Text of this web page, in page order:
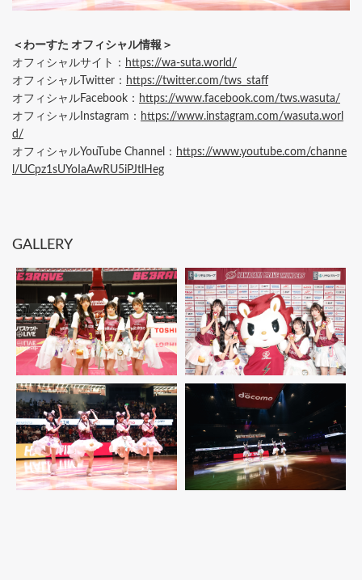
＜わーすた オフィシャル情報＞
オフィシャルサイト： https://wa-suta.world/
オフィシャルTwitter： https://twitter.com/tws_staff
オフィシャルFacebook： https://www.facebook.com/tws.wasuta/
オフィシャルInstagram： https://www.instagram.com/wasuta.worl
d/
オフィシャルYouTube Channel： https://www.youtube.com/channe
l/UCpz1sUYoIaAwRU5iPJtlHeg
GALLERY